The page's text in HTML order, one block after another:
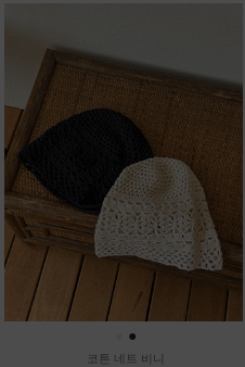
●
코튼 네트 비니